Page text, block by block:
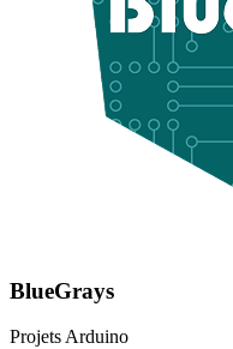
BlueGrays
Projets Arduino